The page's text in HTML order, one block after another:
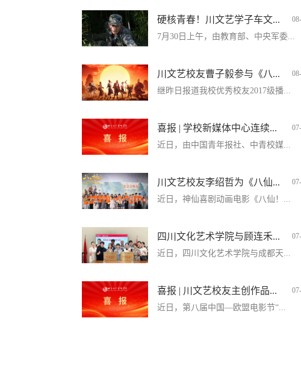
硬核青春！川文艺学子车文...
7月30日上午，由教育部、中央军委...
川文艺校友曹子毅参与《八...
继昨日报道我校优秀校友2017级播...
喜报 | 学校新媒体中心连续...
近日，由中国青年报社、中青校媒...
川文艺校友李绍哲为《八仙...
近日，神仙喜剧动画电影《八仙！...
四川文化艺术学院与顾连禾...
近日，四川文化艺术学院与成都天...
喜报 | 川文艺校友主创作品...
近日，第八届中国—欧盟电影节“...